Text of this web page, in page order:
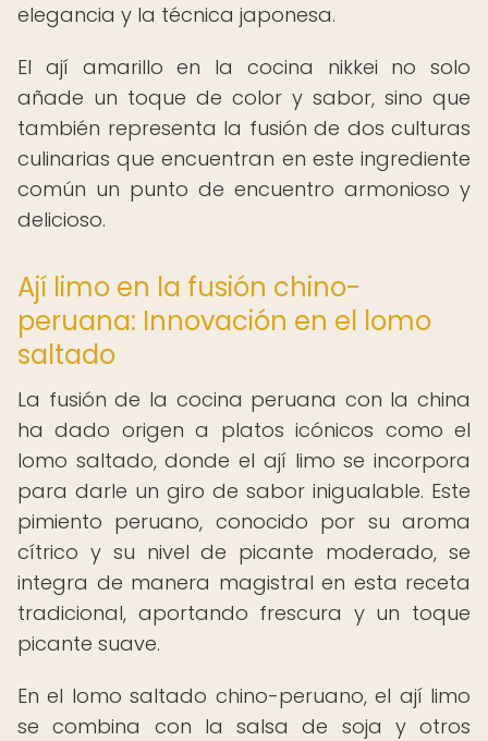
elegancia y la técnica japonesa.
El ají amarillo en la cocina nikkei no solo
añade un toque de color y sabor, sino que
también representa la fusión de dos culturas
culinarias que encuentran en este ingrediente
común un punto de encuentro armonioso y
delicioso.
Ají limo en la fusión chino-
peruana: Innovación en el lomo
saltado
La fusión de la cocina peruana con la china
ha dado origen a platos icónicos como el
lomo saltado, donde el ají limo se incorpora
para darle un giro de sabor inigualable. Este
pimiento peruano, conocido por su aroma
cítrico y su nivel de picante moderado, se
integra de manera magistral en esta receta
tradicional, aportando frescura y un toque
picante suave.
En el lomo saltado chino-peruano, el ají limo
se combina con la salsa de soja y otros